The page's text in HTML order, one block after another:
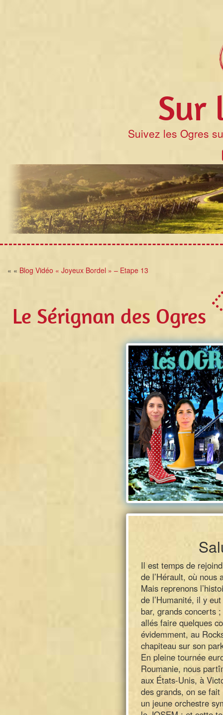
Sur
Suivez les Ogres
« « Blog Vidéo « Joyeux Bordel » – Etape 13
Le Sérignan des Ogres
Il est temps de
de l’Hérault, où nous
Mais reprenons
de l’Humanité, il y
bar, grands concerts
allés faire quelques
évidemment, au
chapiteau sur son
En pleine tournée
Roumanie, nous
aux États-Unis, à
des grands, on se
un jeune orchestre